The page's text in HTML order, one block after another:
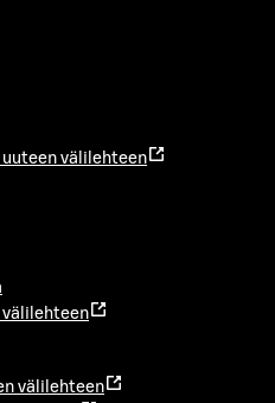
uuteen välilehteen
välilehteen
välilehteen